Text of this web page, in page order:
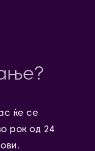
ќе се
рок од 24